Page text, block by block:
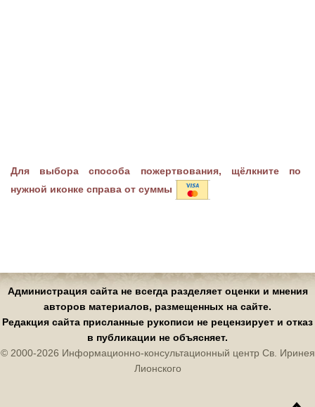
Для выбора способа пожертвования, щёлкните по
нужной иконке справа от суммы
Администрация сайта не всегда разделяет оценки и мнения
авторов материалов, размещенных на сайте.
Редакция сайта присланные рукописи не рецензирует и отказ
в публикации не объясняет.
© 2000-2026 Информационно-консультационный центр Св. Иринея
Лионского